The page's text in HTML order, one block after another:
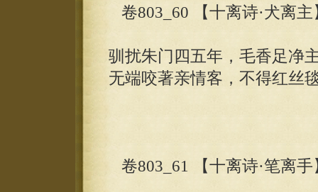
卷803_60 【十离诗·犬离主
驯扰朱门四五年，毛香足净
无端咬著亲情客，不得红丝
卷803_61 【十离诗·笔离手